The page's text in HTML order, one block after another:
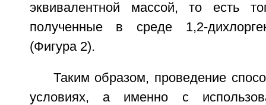
эквивалентной массой, то есть
полученные в среде 1,2-
(Фигура 2).
Таким образом, проведение
условиях, а именно с